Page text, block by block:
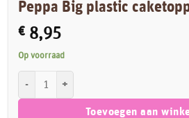
Peppa Big plastic
€ 8,95
Op voorraad
Toevoegen aan